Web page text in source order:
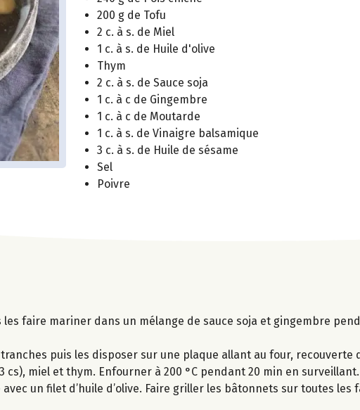
200 g de Tofu
2 c. à s. de Miel
1 c. à s. de Huile d'olive
Thym
2 c. à s. de Sauce soja
1 c. à c de Gingembre
1 c. à c de Moutarde
1 c. à s. de Vinaigre balsamique
3 c. à s. de Huile de sésame
Sel
Poivre
les faire mariner dans un mélange de sauce soja et gingembre
puis les disposer sur une plaque allant au four, recouverte
cs), miel et thym. Enfourner à 200 °C pendant 20 min en surveillant.
un filet d’huile d’olive. Faire griller les bâtonnets sur toutes les